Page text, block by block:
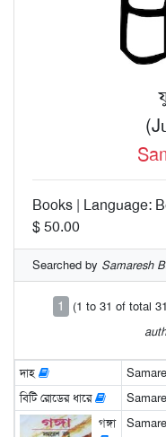
Books | Language:
$ 50.00
Searched by Samaresh
1
(1 to 31 of total
দাহ
বিটি রোডের ধারে
গঙ্গা